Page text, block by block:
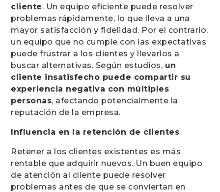
cliente. Un equipo eficiente puede resolver
problemas rápidamente, lo que lleva a una
mayor satisfacción y fidelidad. Por el contrario,
un equipo que no cumple con las expectativas
puede frustrar a los clientes y llevarlos a
buscar alternativas. Según estudios, un
cliente insatisfecho puede compartir su
experiencia negativa con múltiples
personas, afectando potencialmente la
reputación de la empresa.
Influencia en la retención de clientes
Retener a los clientes existentes es más
rentable que adquirir nuevos. Un buen equipo
de atención al cliente puede resolver
problemas antes de que se conviertan en